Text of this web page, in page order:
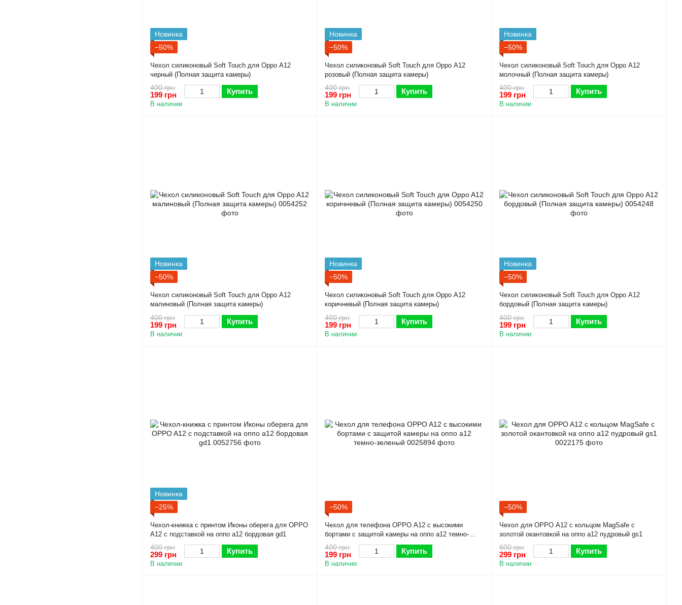
Новинка
−50%
Чехол силиконовый Soft Touch для Oppo A12
черный (Полная защита камеры)
400 грн
199 грн Купить
В наличии
Новинка
−50%
Чехол силиконовый Soft Touch для Oppo A12
розовый (Полная защита камеры)
400 грн
199 грн Купить
В наличии
Новинка
−50%
Чехол силиконовый Soft Touch для Oppo A12
молочный (Полная защита камеры)
400 грн
199 грн Купить
В наличии
Новинка
−50%
Чехол силиконовый Soft Touch для Oppo A12
малиновый (Полная защита камеры)
400 грн
199 грн Купить
В наличии
Новинка
−50%
Чехол силиконовый Soft Touch для Oppo A12
коричневый (Полная защита камеры)
400 грн
199 грн Купить
В наличии
Новинка
−50%
Чехол силиконовый Soft Touch для Oppo A12
бордовый (Полная защита камеры)
400 грн
199 грн Купить
В наличии
Новинка
−25%
Чехол-книжка с принтом Иконы оберега для OPPO
A12 с подставкой на оппо а12 бордовая gd1
400 грн
299 грн Купить
В наличии
−50%
Чехол для телефона OPPO A12 с высокими
бортами с защитой камеры на оппо а12 темно-
зеленый
400 грн
199 грн Купить
В наличии
−50%
Чехол для OPPO A12 с кольцом MagSafe с
золотой окантовкой на оппо а12 пудровый gs1
600 грн
299 грн Купить
В наличии